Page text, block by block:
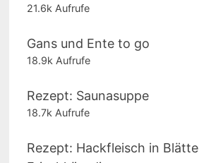
21.6k Aufrufe
Gans und Ente to go
18.9k Aufrufe
Rezept: Saunasuppe
18.7k Aufrufe
Rezept: Hackfleisch in